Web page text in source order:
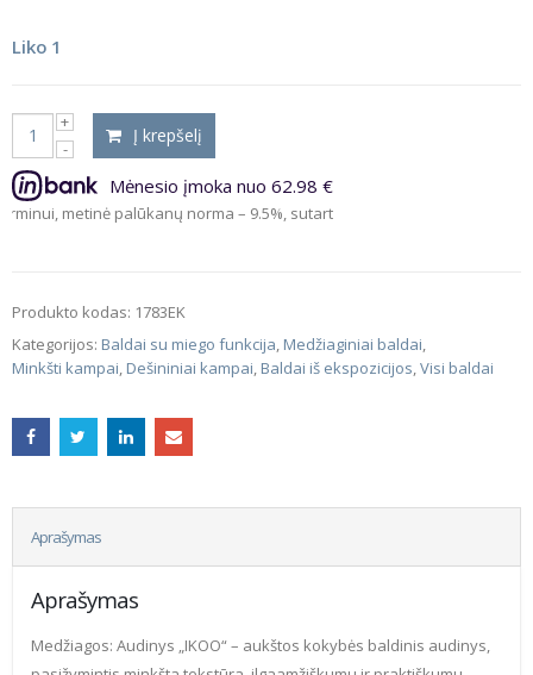
Liko 1
Į krepšelį
Mėnesio įmoka nuo 62.98 €
palūkanų norma – 9.5%, sutarties sudarymo mokestis – 3%,
Produkto kodas: 1783EK
Kategorijos: Baldai su miego funkcija, Medžiaginiai baldai,
Minkšti kampai, Dešininiai kampai, Baldai iš ekspozicijos,Visi baldai
Aprašymas
Aprašymas
Medžiagos: Audinys „IKOO“ – aukštos kokybės baldinis audinys,